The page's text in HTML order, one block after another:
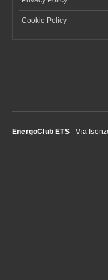
Cookie Policy
EnergoClub ETS- Via